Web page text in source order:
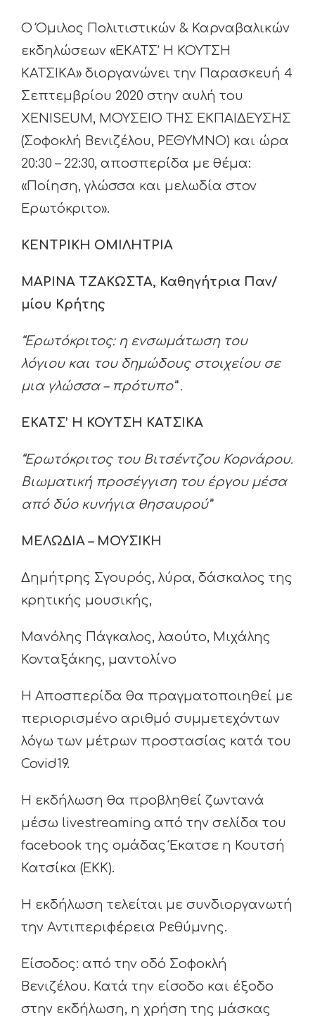
Ο Όμιλος Πολιτιστικών & Καρναβαλικών
εκδηλώσεων «ΕΚΑΤΣ’ Η ΚΟΥΤΣΗ
ΚΑΤΣΙΚΑ» διοργανώνει την Παρασκευή 4
Σεπτεμβρίου 2020 στην αυλή του
XENISEUM, ΜΟΥΣΕΙΟ ΤΗΣ ΕΚΠΑΙΔΕΥΣΗΣ
(Σοφοκλή Βενιζέλου, ΡΕΘΥΜΝΟ) και ώρα
20:30 – 22:30, αποσπερίδα με θέμα:
«Ποίηση, γλώσσα και μελωδία στον
Ερωτόκριτο».
ΚΕΝΤΡΙΚΗ ΟΜΙΛΗΤΡΙΑ
ΜΑΡΙΝΑ ΤΖΑΚΩΣΤΑ, Καθηγήτρια Παν/
μίου Κρήτης
“Ερωτόκριτος: η ενσωμάτωση του
λόγιου και του δημώδους στοιχείου σε
μια γλώσσα – πρότυπο” .
ΕΚΑΤΣ’ Η ΚΟΥΤΣΗ ΚΑΤΣΙΚΑ
“Ερωτόκριτος του Βιτσέντζου Κορνάρου.
Βιωματική προσέγγιση του έργου μέσα
από δύο κυνήγια θησαυρού”
ΜΕΛΩΔΙΑ – ΜΟΥΣΙΚΗ
Δημήτρης Σγουρός, λύρα, δάσκαλος της
κρητικής μουσικής,
Μανόλης Πάγκαλος, λαούτο, Μιχάλης
Κονταξάκης, μαντολίνο
Η Αποσπερίδα θα πραγματοποιηθεί με
περιορισμένο αριθμό συμμετεχόντων
λόγω των μέτρων προστασίας κατά του
Covid19.
Η εκδήλωση θα προβληθεί ζωντανά
μέσω livestreaming από την σελίδα του
facebook της ομάδας Έκατσε η Κουτσή
Κατσίκα (ΕΚΚ).
Η εκδήλωση τελείται με συνδιοργανωτή
την Αντιπεριφέρεια Ρεθύμνης.
Είσοδος: από την οδό Σοφοκλή
Βενιζέλου. Κατά την είσοδο και έξοδο
στην εκδήλωση, η χρήση της μάσκας